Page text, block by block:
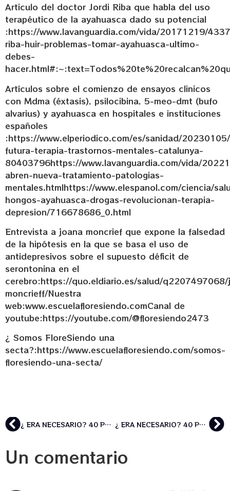
Articulo del doctor Jordi Riba que habla del uso
terapéutico de la ayahuasca dado su potencial
:https://www.lavanguardia.com/vida/20171219/
riba-huir-problemas-tomar-ayahuasca-ultimo-
debes-
Artículos sobre el comienzo de ensayos clinicos
con Mdma (éxtasis), psilocibina, 5-meo-dmt (bufo
alvarius) y ayahuasca en hospitales e instituciones
españoles
:https://www.elperiodico.com/es/sanidad/
futura-terapia-trastornos-mentales-catalunya-
80403796https://www.lavanguardia.com/vida/
abren-nueva-tratamiento-patologias-
mentales.htmlhttps://www.elespanol.com/ciencia/
hongos-ayahuasca-drogas-revolucionan-terapia-
depresion/716678686_0.html
Entrevista a joana moncrief que expone la falsedad
de la hipótesis en la que se basa el uso de
antidepresivos sobre el supuesto déficit de
serontonina en el
cerebro:https://quo.eldiario.es/salud/
moncrieff/Nuestra
web:www.escuelafloresiendo.comCanal de
youtube:https://youtube.com/@floresiendo2473
¿ Somos FloreSiendo una
secta?:https://www.escuelafloresiendo.com/somos-
floresiendo-una-secta/
¿ ERA NECESARIO? 40 POLICÍAS ALLANARON VIOLENTAMENTE EL JUEVES NUESTRA CASA DE SANT POL DE MAR DURANTE UN RETIRO CON USO DE AYAHUASCA CON EL PROPÓSITO DE INSTAURAR UNA DICTADURA PSICOLÓGICA METIENDO MIEDO A TRAVÉS DE LA INTIMIDACIÓN Y EL AMEDRENTAMIENTO ¿ ERA NECESARIO? 40 POLICÍAS ALLANARON VIOLENTAMENTE EL JUEVES NUESTRA CASA DE SANT POL DE MAR DURANTE UN RETIRO CON USO DE AYAHUASCA CON EL PROPÓSITO DE INSTAURAR UNA DICTADURA PSICOLÓGICA METIENDO MIEDO A TRAVÉS DE LA INTIMIDACIÓN Y EL AMEDRENTAMIENTO
Un comentario